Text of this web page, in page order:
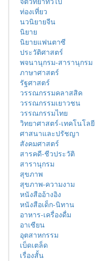
ท่องเที่ยว
นวนิยายจีน
นิยาย
นิยายแฟนตาซี
ประวัติศาสตร์
พจนานุกรม-สารานุกรม
ภาษาศาสตร์
รัฐศาสตร์
วรรณกรรมคลาสสิค
วรรณกรรมเยาวชน
วรรณกรรมไทย
วิทยาศาสตร์-เทคโนโลยี
ศาสนาและปรัชญา
สังคมศาสตร์
สารคดี-ชีวประวัติ
สารานุกรม
สุขภาพ
สุขภาพ-ความงาม
หนังสืออ้างอิง
หนังสือเด็ก-นิทาน
อาหาร-เครื่องดื่ม
อาเซียน
อุตสาหกรรม
เบ็ดเตล็ด
เรื่องสั้น